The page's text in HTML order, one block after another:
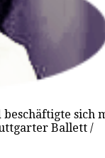
beschäftigte sich
Ballett /